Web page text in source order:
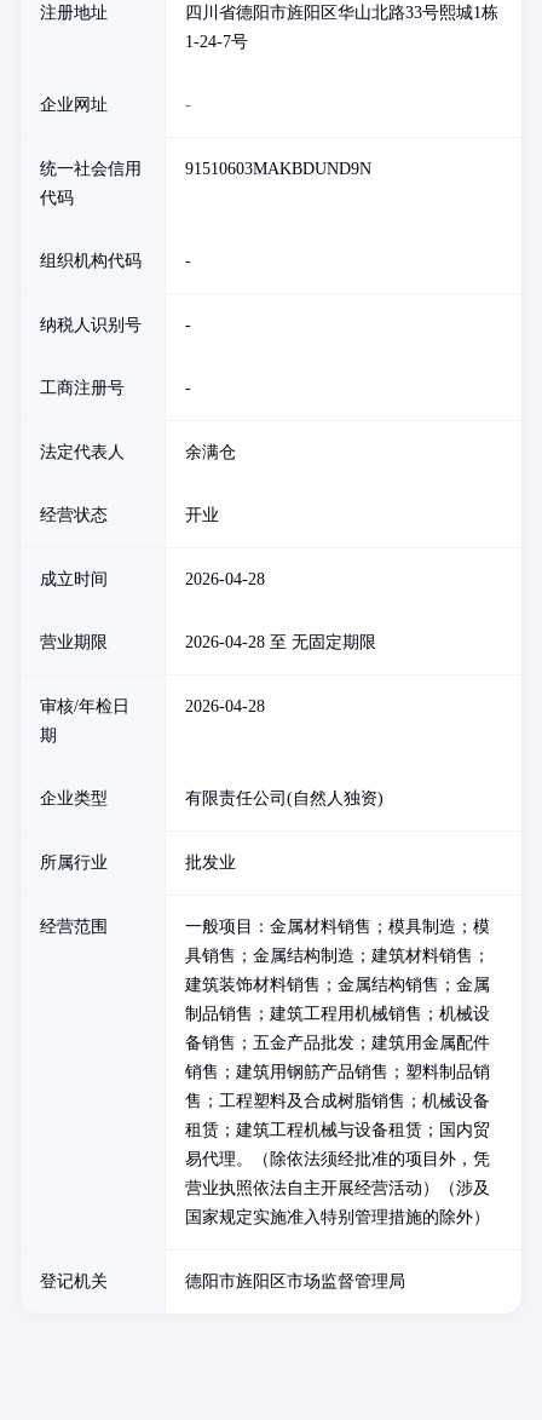
注册地址
四川省德阳市旌阳区华山北路33号熙城1栋
1-24-7号
企业网址 -
统一社会信用
代码
91510603MAKBDUND9N
组织机构代码 -
纳税人识别号 -
工商注册号 -
法定代表人 余满仓
经营状态 开业
成立时间 2026-04-28
营业期限 2026-04-28 至 无固定期限
审核/年检日
期
2026-04-28
企业类型 有限责任公司(自然人独资)
所属行业 批发业
经营范围
一般项目：金属材料销售；模具制造；模
具销售；金属结构制造；建筑材料销售；
建筑装饰材料销售；金属结构销售；金属
制品销售；建筑工程用机械销售；机械设
备销售；五金产品批发；建筑用金属配件
销售；建筑用钢筋产品销售；塑料制品销
售；工程塑料及合成树脂销售；机械设备
租赁；建筑工程机械与设备租赁；国内贸
易代理。（除依法须经批准的项目外，凭
营业执照依法自主开展经营活动）（涉及
国家规定实施准入特别管理措施的除外）
登记机关 德阳市旌阳区市场监督管理局